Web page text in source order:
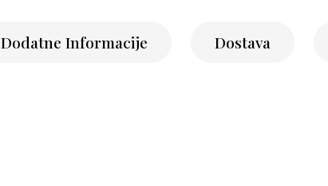
Dodatne Informacije Dostava